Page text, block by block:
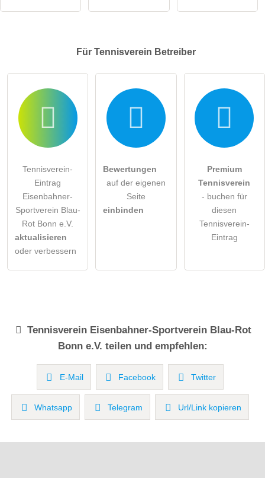
Für Tennisverein Betreiber
Tennisverein-
Eintrag
Eisenbahner-
Sportverein Blau-
Rot Bonn e.V.
aktualisieren
oder verbessern
Bewertungen
auf der eigenen
Seite
einbinden
Premium
Tennisverein
- buchen für
diesen
Tennisverein-
Eintrag
Tennisverein Eisenbahner-Sportverein Blau-Rot
Bonn e.V. teilen und empfehlen:
E-Mail Facebook Twitter
Whatsapp Telegram Url/Link kopieren